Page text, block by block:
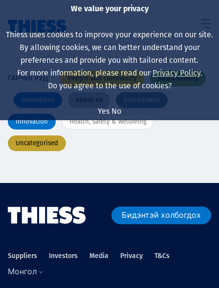
About us
Sustainability
Үйлчилгээ
ГАРЧИГУУД People and community Sustainability
Operations About us Recruitment
Innovation Health, safety & wellbeing
Uncategorised
Бидэнтэй холбогдох
Suppliers Investors Media Privacy T&Cs
Монгол
We value your privacy
Thiess uses cookies to improve your experience on our site.
By allowing cookies, we can better understand your
preferences and provide you with tailored content.
For more information, please read ourPrivacy Policy.
Do you agree to the use of cookies?
Yes No